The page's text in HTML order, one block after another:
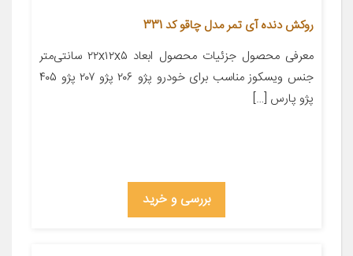
روکش دنده آی تمر مدل چاقو کد 331
معرفی محصول جزئیات محصول ابعاد ۲۲x۱۲x۵ سانتی‌متر
جنس ویسکوز مناسب برای خودرو پژو ۲۰۶ پژو ۲۰۷ پژو ۴۰۵
پژو پارس […]
بررسی و خرید